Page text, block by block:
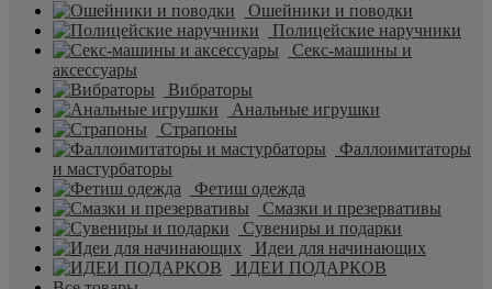
Ошейники и поводки
Полицейские наручники
Секс-машины и
аксессуары
Вибраторы
Анальные игрушки
Страпоны
Фаллоимитаторы
и мастурбаторы
Фетиш одежда
Смазки и презервативы
Сувениры и подарки
Идеи для начинающих
ИДЕИ ПОДАРКОВ